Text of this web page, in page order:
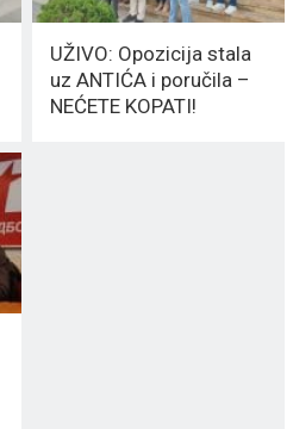
UŽIVO: Opozicija stala
uz ANTIĆA i poručila –
NEĆETE KOPATI!